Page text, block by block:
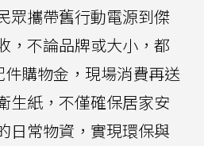
眾攜帶舊行動電源到傑
，不論品牌或大小，都
購物金，現場消費再送
生紙，不僅確保居家安
日常物資，實現環保與